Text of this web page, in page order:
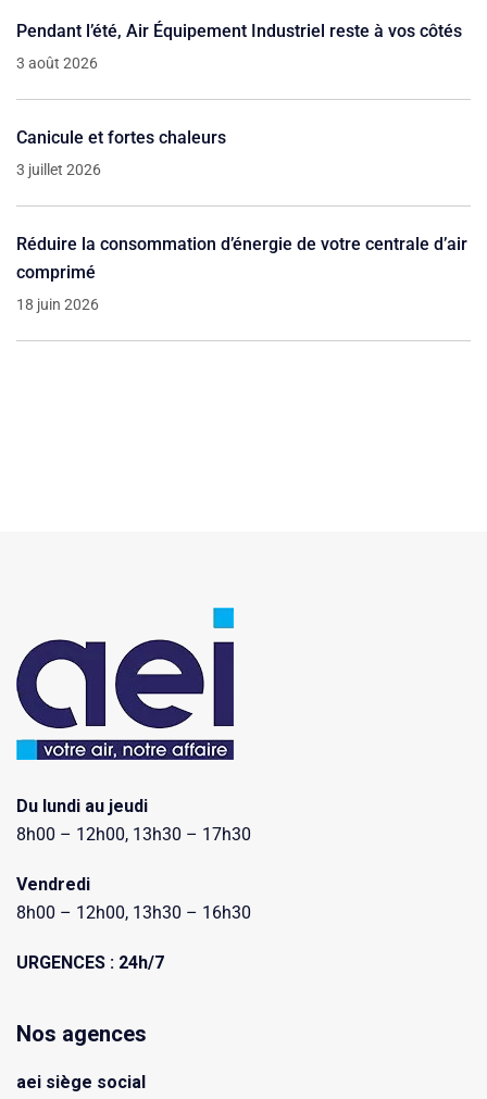
Pendant l’été, Air Équipement Industriel reste à vos côtés
3 août 2026
Canicule et fortes chaleurs
3 juillet 2026
Réduire la consommation d’énergie de votre centrale d’air
comprimé
18 juin 2026
Du lundi au jeudi
8h00 – 12h00, 13h30 – 17h30
Vendredi
8h00 – 12h00, 13h30 – 16h30
URGENCES : 24h/7
Nos agences
aei siège social